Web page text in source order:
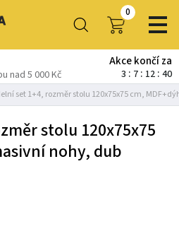
0
nad 5 000 Kč
Akce končí za
3 7 12 40
set 1+4, rozměr stolu 120x75x75 cm,
stolu 120x75x75
nohy, dub